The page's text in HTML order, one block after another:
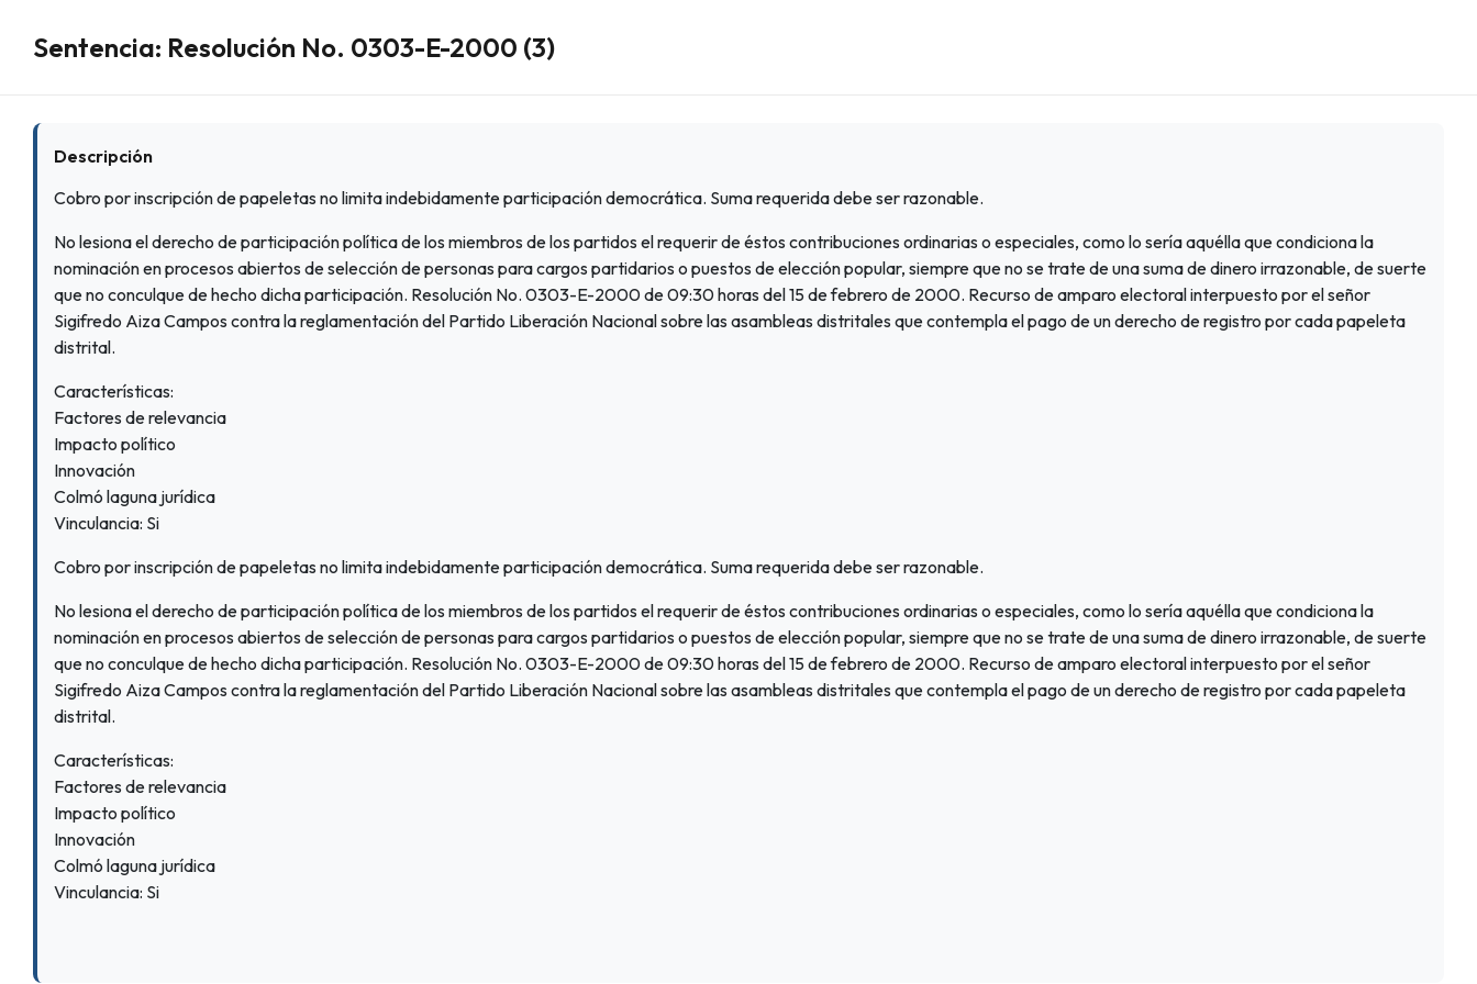
Sentencia: Resolución No. 0303-E-2000 (3)
Descripción
Cobro por inscripción de papeletas no limita indebidamente participación democrática. Suma requerida debe ser razonable.
No lesiona el derecho de participación política de los miembros de los partidos el requerir de éstos contribuciones ordinarias o especiales, como lo sería aquélla que condiciona la
nominación en procesos abiertos de selección de personas para cargos partidarios o puestos de elección popular, siempre que no se trate de una suma de dinero irrazonable, de suerte
que no conculque de hecho dicha participación. Resolución No. 0303-E-2000 de 09:30 horas del 15 de febrero de 2000. Recurso de amparo electoral interpuesto por el señor
Sigifredo Aiza Campos contra la reglamentación del Partido Liberación Nacional sobre las asambleas distritales que contempla el pago de un derecho de registro por cada papeleta
distrital.
Características:
Factores de relevancia
Impacto político
Innovación
Colmó laguna jurídica
Vinculancia: Si
Cobro por inscripción de papeletas no limita indebidamente participación democrática. Suma requerida debe ser razonable.
No lesiona el derecho de participación política de los miembros de los partidos el requerir de éstos contribuciones ordinarias o especiales, como lo sería aquélla que condiciona la
nominación en procesos abiertos de selección de personas para cargos partidarios o puestos de elección popular, siempre que no se trate de una suma de dinero irrazonable, de suerte
que no conculque de hecho dicha participación. Resolución No. 0303-E-2000 de 09:30 horas del 15 de febrero de 2000. Recurso de amparo electoral interpuesto por el señor
Sigifredo Aiza Campos contra la reglamentación del Partido Liberación Nacional sobre las asambleas distritales que contempla el pago de un derecho de registro por cada papeleta
distrital.
Características:
Factores de relevancia
Impacto político
Innovación
Colmó laguna jurídica
Vinculancia: Si